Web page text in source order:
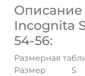
Описание
Incognita
54-56:
Размерная
Размер
S